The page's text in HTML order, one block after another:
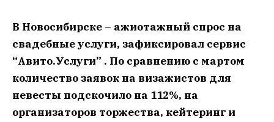
В Новосибирске – ажиотажный спрос на
свадебные услуги, зафиксировал сервис
“Авито.Услуги” . По сравнению с мартом
количество заявок на визажистов для
невесты подскочило на 112%, на
организаторов торжества, кейтеринг и